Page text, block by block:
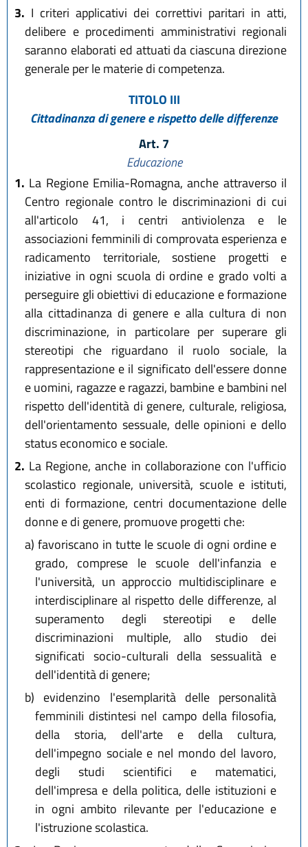
3. I criteri applicativi dei correttivi paritari in atti,
delibere e procedimenti amministrativi regionali
saranno elaborati ed attuati da ciascuna direzione
generale per le materie di competenza.
TITOLO III
Cittadinanza di genere e rispetto delle differenze
Art. 7
Educazione
1. La Regione Emilia-Romagna, anche attraverso il
Centro regionale contro le discriminazioni di cui
all'articolo 41, i centri antiviolenza e le
associazioni femminili di comprovata esperienza e
radicamento territoriale, sostiene progetti e
iniziative in ogni scuola di ordine e grado volti a
perseguire gli obiettivi di educazione e formazione
alla cittadinanza di genere e alla cultura di non
discriminazione, in particolare per superare gli
stereotipi che riguardano il ruolo sociale, la
rappresentazione e il significato dell'essere donne
e uomini, ragazze e ragazzi, bambine e bambini nel
rispetto dell'identità di genere, culturale, religiosa,
dell'orientamento sessuale, delle opinioni e dello
status economico e sociale.
2. La Regione, anche in collaborazione con l'ufficio
scolastico regionale, università, scuole e istituti,
enti di formazione, centri documentazione delle
donne e di genere, promuove progetti che:
a) favoriscano in tutte le scuole di ogni ordine e
grado, comprese le scuole dell'infanzia e
l'università, un approccio multidisciplinare e
interdisciplinare al rispetto delle differenze, al
superamento degli stereotipi e delle
discriminazioni multiple, allo studio dei
significati socio-culturali della sessualità e
dell'identità di genere;
b) evidenzino l'esemplarità delle personalità
femminili distintesi nel campo della filosofia,
della storia, dell'arte e della cultura,
dell'impegno sociale e nel mondo del lavoro,
degli studi scientifici e matematici,
dell'impresa e della politica, delle istituzioni e
in ogni ambito rilevante per l'educazione e
l'istruzione scolastica.